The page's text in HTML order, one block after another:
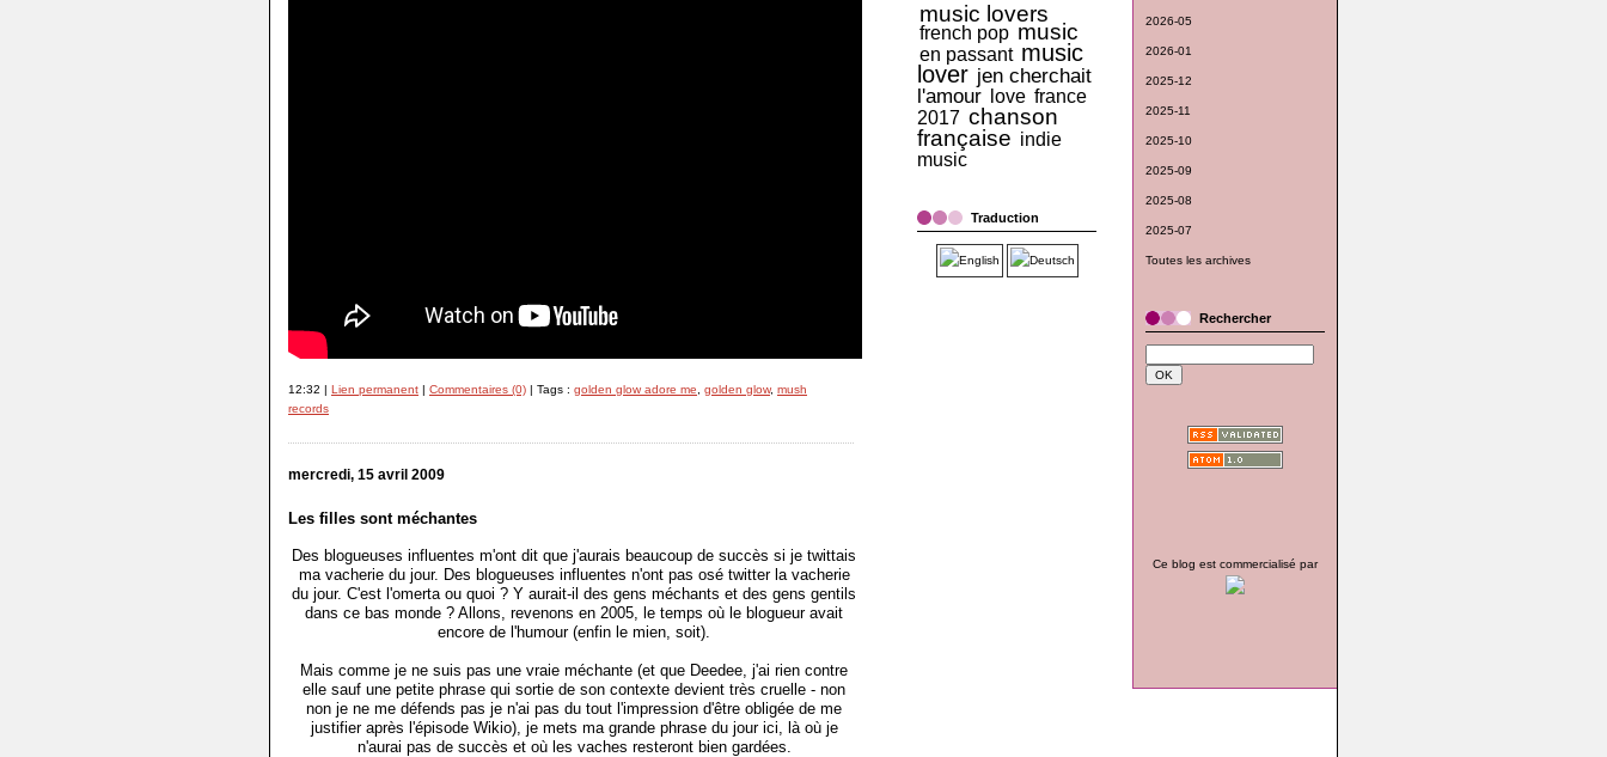
12:32 | Lien permanent | Commentaires (0) | Tags : golden glow adore me golden glow, mush
records
mercredi, 15 avril 2009
Les filles sont méchantes
Des blogueuses influentes m'ont dit que j'aurais beaucoup de succès si je twittais
ma vacherie du jour. Des blogueuses influentes n'ont pas osé twitter la vacherie
du jour. C'est l'omerta ou quoi ? Y aurait-il des gens méchants et des gens gentils
dans ce bas monde ? Allons, revenons en 2005, le temps où le blogueur avait
encore de l'humour (enfin le mien, soit).
Mais comme je ne suis pas une vraie méchante (et que Deedee, j'ai rien contre
elle sauf une petite phrase qui sortie de son contexte devient très cruelle - non
non je ne me défends pas je n'ai pas du tout l'impression d'être obligée de me
justifier après l'épisode Wikio), je mets ma grande phrase du jour ici, là où je
n'aurai pas de succès et où les vaches resteront bien gardées.
music lovers
french pop music
en passant music
lover jen cherchait
l'amour
love france
2017 chanson
française indie
music
Traduction
2026-05
2026-01
2025-12
2025-11
2025-10
2025-09
2025-08
2025-07
Toutes les archives
Rechercher
Ce blog est commercialisé par